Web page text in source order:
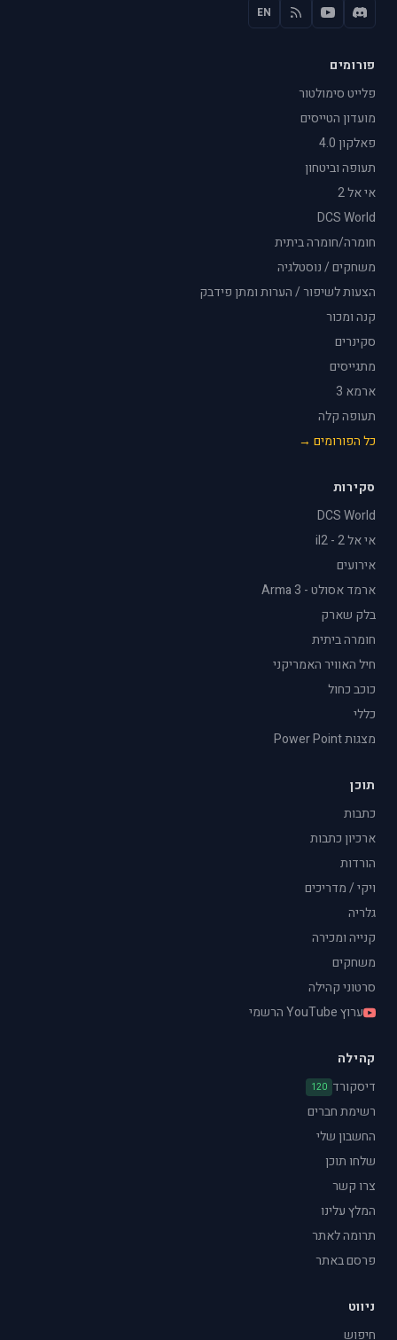
EN
פורומים
פלייט סימולטור
מועדון הטייסים
פאלקון 4.0
תעופה וביטחון
אי אל 2
DCS World
חומרה/חומרה ביתית
משחקים / נוסטלגיה
הצעות לשיפור / הערות ומתן פידבק
קנה ומכור
סקינרים
מתגייסים
ארמא 3
תעופה קלה
כל הפורומים →
סקירות
DCS World
אי אל 2 - il2
אירועים
ארמד אסולט - Arma 3
בלק שארק
חומרה ביתית
חיל האוויר האמריקני
כוכב כחול
כללי
מצגות Power Point
תוכן
כתבות
ארכיון כתבות
הורדות
ויקי / מדריכים
גלריה
קנייה ומכירה
משחקים
סרטוני קהילה
ערוץ YouTube הרשמי
קהילה
דיסקורד 120
רשימת חברים
החשבון שלי
שלחו תוכן
צרו קשר
המלץ עלינו
תרומה לאתר
פרסם באתר
ניווט
חיפוש